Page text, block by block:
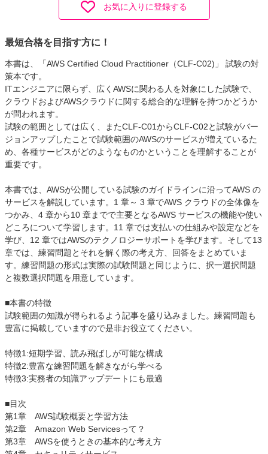
お気に入りに登録する
最短合格を目指す方に！
本書は、「AWS Certified Cloud Practitioner（CLF-C02)」 試験の対
策本です。
ITエンジニアに限らず、広くAWSに関わる人を対象にした試験で、
クラウドおよびAWSクラウドに関する総合的な理解を持つかどうか
が問われます。
試験の範囲としては広く、またCLF-C01からCLF-C02と試験がバー
ジョンアップしたことで試験範囲のAWSのサービスが増えているた
め、各種サービスがどのようなものかということを理解することが
重要です。
本書では、AWSが公開している試験のガイドラインに沿ってAWS の
サービスを解説しています。1 章～ 3 章でAWS クラウドの全体像を
つかみ、4 章から10 章までで主要となるAWS サービスの機能や使い
どころについて学習します。11 章では支払いの仕組みや設定などを
学び、12 章ではAWSのテクノロジーサポートを学びます。そして13
章では、練習問題とそれを解く際の考え方、回答をまとめていま
す。練習問題の形式は実際の試験問題と同じように、択一選択問題
と複数選択問題を用意しています。
■本書の特徴
試験範囲の知識が得られるよう記事を盛り込みました。練習問題も
豊富に掲載していますので是非お役立てください。
特徴1:短期学習、読み飛ばしが可能な構成
特徴2:豊富な練習問題を解きながら学べる
特徴3:実務者の知識アップデートにも最適
■目次
第1章 AWS試験概要と学習方法
第2章 Amazon Web Servicesって？
第3章 AWSを使うときの基本的な考え方